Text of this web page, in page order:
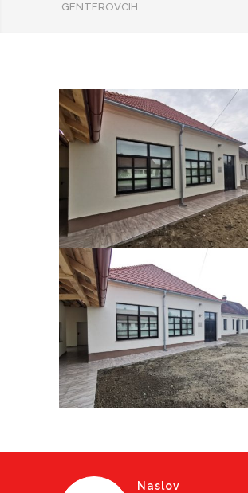
GENTEROVCIH
Naslov